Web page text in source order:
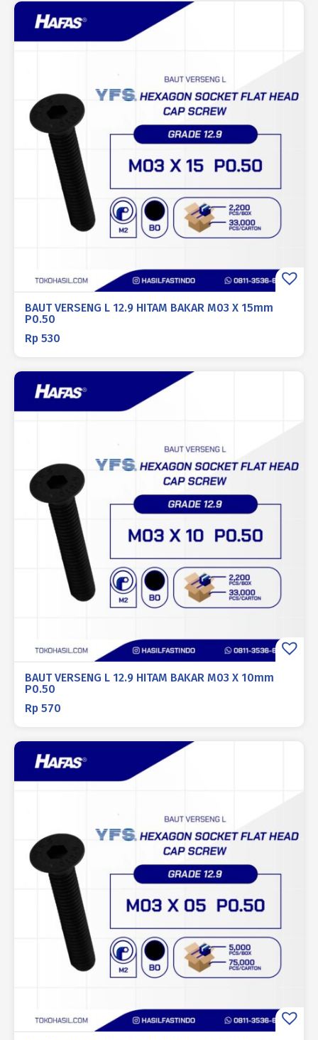
BAUT VERSENG L 12.9 HITAM BAKAR M03 X 15mm
P0.50
Rp 530
BAUT VERSENG L 12.9 HITAM BAKAR M03 X 10mm
P0.50
Rp 570